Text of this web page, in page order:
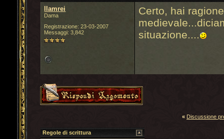
llamrei
Dama
Registrazione: 23-03-2007
Messaggi: 3,842
Certo, hai
situazione....
« Discussione
Regole di scrittura